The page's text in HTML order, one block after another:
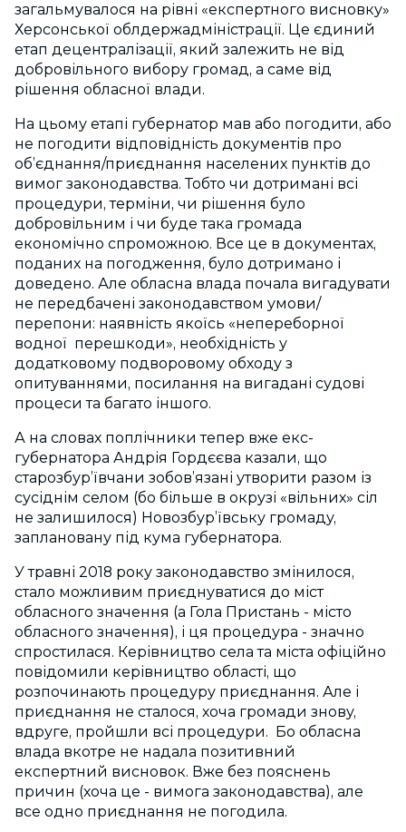
загальмувалося на рівні «експертного висновку»
Херсонської облдержадміністрації. Це єдиний
етап децентралізації, який залежить не від
добровільного вибору громад, а саме від
рішення обласної влади.
На цьому етапі губернатор мав або погодити, або
не погодити відповідність документів про
об’єднання/приєднання населених пунктів до
вимог законодавства. Тобто чи дотримані всі
процедури, терміни, чи рішення було
добровільним і чи буде така громада
економічно спроможною. Все це в документах,
поданих на погодження, було дотримано і
доведено. Але обласна влада почала вигадувати
не передбачені законодавством умови/
перепони: наявність якоїсь «непереборної
водної перешкоди», необхідність у
додатковому подворовому обходу з
опитуваннями, посилання на вигадані судові
процеси та багато іншого.
А на словах поплічники тепер вже екс-
губернатора Андрія Гордєєва казали, що
старозбур’ївчани зобов’язані утворити разом із
сусіднім селом (бо більше в окрузі «вільних» сіл
не залишилося) Новозбур’ївську громаду,
заплановану під кума губернатора.
У травні 2018 року законодавство змінилося,
стало можливим приєднуватися до міст
обласного значення (а Гола Пристань - місто
обласного значення), і ця процедура - значно
спростилася. Керівництво села та міста офіційно
повідомили керівництво області, що
розпочинають процедуру приєднання. Але і
приєднання не сталося, хоча громади знову,
вдруге, пройшли всі процедури. Бо обласна
влада вкотре не надала позитивний
експертний висновок. Вже без пояснень
причин (хоча це - вимога законодавства), але
все одно приєднання не погодила.